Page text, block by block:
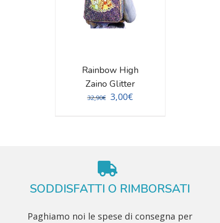
Rainbow High
Zaino Glitter
32,90€ 3,00€
SODDISFATTI O RIMBORSATI
Paghiamo noi le spese di consegna per